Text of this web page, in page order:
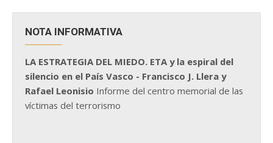
NOTA INFORMATIVA
LA ESTRATEGIA DEL MIEDO. ETA y la espiral del
silencio en el País Vasco - Francisco J. Llera y
Rafael Leonisio Informe del centro memorial de las
víctimas del terrorismo